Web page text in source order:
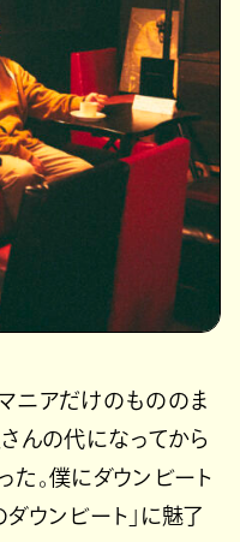
ニアだけのもののま
んの代になってから
。僕にダウンビート
ウンビート」に魅了